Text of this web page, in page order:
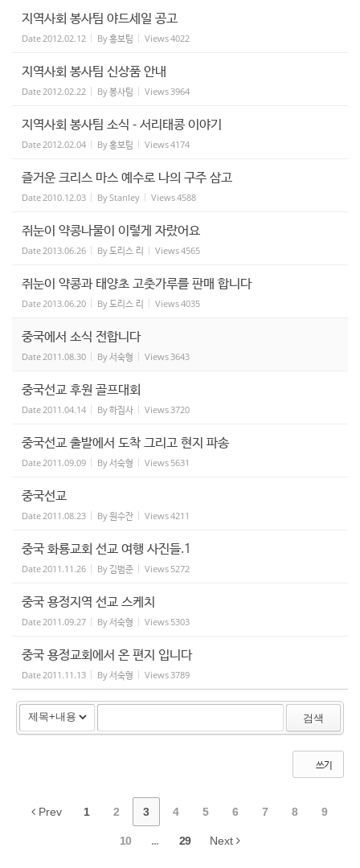
지역사회 봉사팀 야드세일 공고
Date2012.02.12 By홍보팀 Views4022
지역사회 봉사팀 신상품 안내
Date2012.02.22 By봉사팀 Views3964
지역사회 봉사팀 소식 - 서리태콩 이야기
Date2012.02.04 By홍보팀 Views4174
즐거운 크리스 마스 예수로 나의 구주 삼고
Date2010.12.03 ByStanley Views4588
쥐눈이 약콩나물이 이렇게 자랐어요
Date2013.06.26 By도리스 리 Views4565
쥐눈이 약콩과 태양초 고춧가루를 판매 합니다
Date2013.06.20 By도리스 리 Views4035
중국에서 소식 전합니다
Date2011.08.30 By서숙형 Views3643
중국선교 후원 골프대회
Date2011.04.14 By하집사 Views3720
중국선교 출발에서 도착 그리고 현지 파송
Date2011.09.09 By서숙형 Views 5631
중국선교
Date2011.08.23 By원수잔 Views4211
중국 화룡교회 선교 여행 사진들.1
Date2011.11.26 By 김범준 Views 5272
중국 용정지역 선교 스케치
Date2011.09.27 By서숙형 Views 5303
중국 용정교회에서 온 편지 입니다
Date2011.11.13 By서숙형 Views3789
검색
쓰기
Prev 1 2 3 4 5 6 7 8 9
10 ... 29 Next